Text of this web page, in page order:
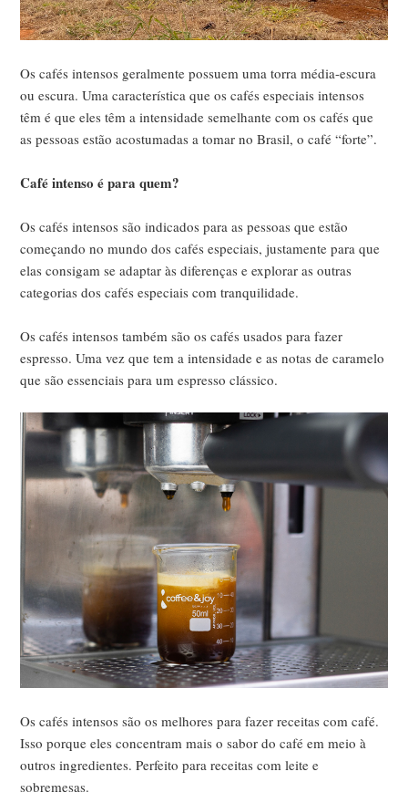
Os cafés intensos geralmente possuem uma torra média-escura
ou escura. Uma característica que os cafés especiais intensos
têm é que eles têm a intensidade semelhante com os cafés que
as pessoas estão acostumadas a tomar no Brasil, o café “forte”.
Café intenso é para quem?
Os cafés intensos são indicados para as pessoas que estão
começando no mundo dos cafés especiais, justamente para que
elas consigam se adaptar às diferenças e explorar as outras
categorias dos cafés especiais com tranquilidade.
Os cafés intensos também são os cafés usados para fazer
espresso. Uma vez que tem a intensidade e as notas de caramelo
que são essenciais para um espresso clássico.
Os cafés intensos são os melhores para fazer receitas com café.
Isso porque eles concentram mais o sabor do café em meio à
outros ingredientes. Perfeito para receitas com leite e
sobremesas.